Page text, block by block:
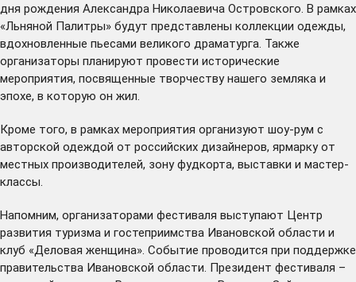
дня рождения Александра Николаевича Островского. В рамках
«Льняной Палитры» будут представлены коллекции одежды,
вдохновленные пьесами великого драматурга. Также
организаторы планируют провести исторические
мероприятия, посвященные творчеству нашего земляка и
эпохе, в которую он жил.
Кроме того, в рамках мероприятия организуют шоу-рум с
авторской одеждой от российских дизайнеров, ярмарку от
местных производителей, зону фудкорта, выставки и мастер-
классы.
Напомним, организаторами фестиваля выступают Центр
развития туризма и гостеприимства Ивановской области и
клуб «Деловая женщина». Событие проводится при поддержке
правительства Ивановской области. Президент фестиваля –